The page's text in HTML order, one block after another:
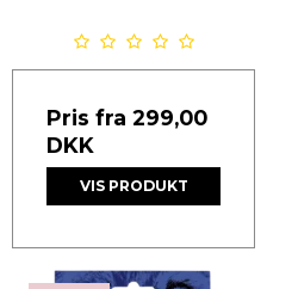
Pris fra 299,00
DKK
VIS PRODUKT